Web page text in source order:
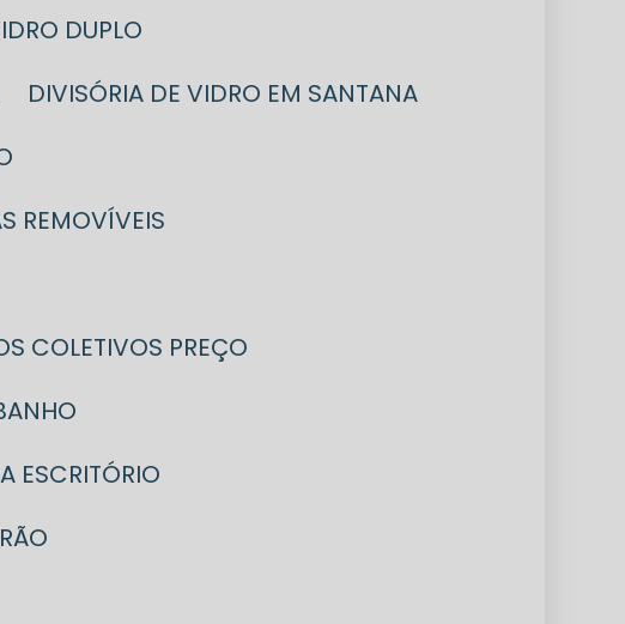
DUPLO
DIVISÓRIA DE VIDRO EM SANTANA
REMOVÍVEIS
COLETIVOS PREÇO
ESCRITÓRIO